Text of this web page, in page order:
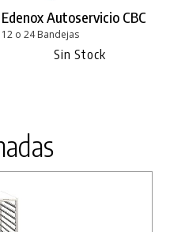
Edenox Autoservicio CBC
12 o 24 Bandejas
Sin Stock